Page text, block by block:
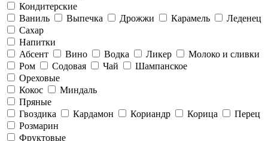
Кондитерские
Ваниль
Выпечка Дрожжи Карамель
Леденец
Сахар
Напитки
Абсент
Вино Водка Ликер
Молоко и сливки
Ром
Содовая Чай
Шампанское
Ореховые
Кокос
Миндаль
Пряные
Гвоздика
Кардамон Кориандр Корица
Перец
Розмарин
Фруктовые